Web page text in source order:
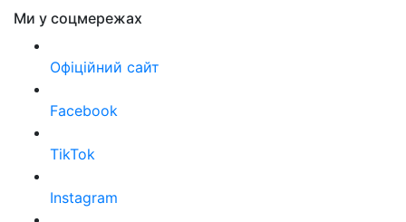
Ми у соцмережах
Офіційний сайт
Facebook
TikTok
Instagram